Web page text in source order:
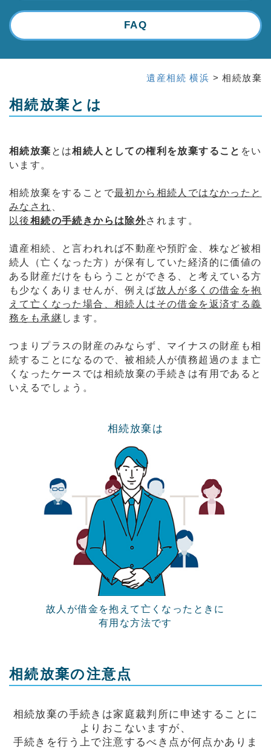
FAQ
遺産相続 横浜 > 相続放棄
相続放棄とは
相続放棄 とは相続人としての権利を放棄すること をい
います。
相続放棄をすることで最初から相続人ではなかったと
みなされ
以後相続の手続きからは除外されます。
遺産相続、と言われれば不動産や預貯金、株など被相
続人（亡くなった方）が保有していた経済的に価値の
ある財産だけをもらうことができる、と考えている方
も少なくありませんが、例えば故人が多くの借金を抱
えて亡くなった場合、相続人はその借金を返済する義
務をも承継 します。
つまりプラスの財産のみならず、マイナスの財産も相
続することになるので、被相続人が債務超過のまま亡
くなったケースでは相続放棄の手続きは有用であると
いえるでしょう。
相続放棄は
故人が借金を抱えて亡くなったときに
有用な方法です
相続放棄の注意点
相続放棄の手続きは家庭裁判所に申述することに
よりおこないますが、
手続きを行う上で注意するべき点が何点かありま